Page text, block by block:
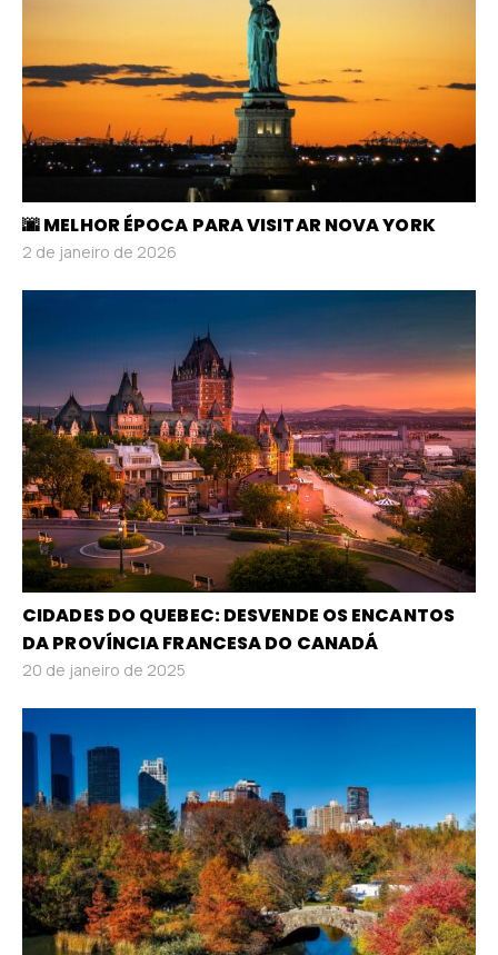
🌆 MELHOR ÉPOCA PARA VISITAR NOVA YORK
2 de janeiro de 2026
CIDADES DO QUEBEC: DESVENDE OS ENCANTOS
DA PROVÍNCIA FRANCESA DO CANADÁ
20 de janeiro de 2025